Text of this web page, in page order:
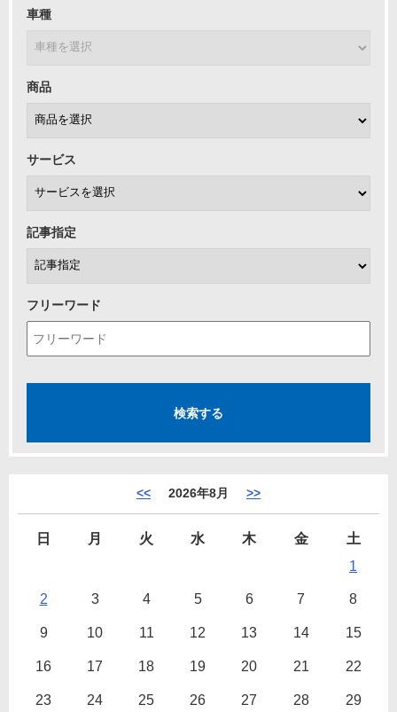
車種
商品
サービス
記事指定
フリーワード
<< 2026年8月 >>
日 月 火 水 木 金
土
1
2 3 4 5 6 7 8
9 10 11 12 13 14 15
16 17 18 19 20 21 22
23 24 25 26 27 28 29